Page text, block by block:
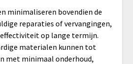
minimaliseren bovendien de
reparaties of vervangingen,
op lange termijn.
materialen kunnen tot
met minimaal onderhoud,